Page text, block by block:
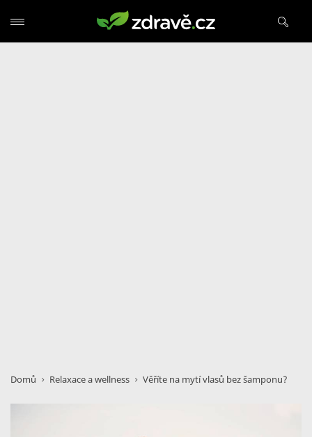
Domů Relaxace a wellness Věříte na mytí vlasů bez šamponu?